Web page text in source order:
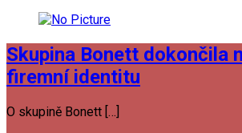
Skupina Bonett dokončila
firemní identitu
O skupině Bonett […]